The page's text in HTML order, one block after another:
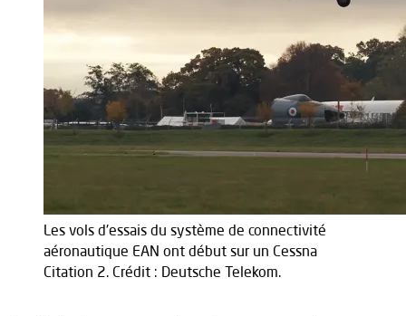
Les vols d'essais du système de connectivité
aéronautique EAN ont début sur un Cessna
Citation 2. Crédit : Deutsche Telekom.